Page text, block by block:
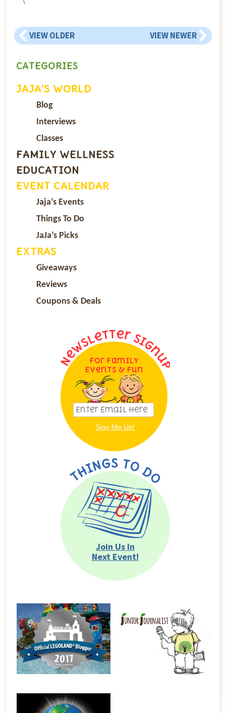
VIEW OLDER VIEW NEWER
CATEGORIES
JAJA’S WORLD
Blog
Interviews
Classes
FAMILY WELLNESS
EDUCATION
EVENT CALENDAR
Jaja’s Events
Things To Do
JaJa’s Picks
EXTRAS
Giveaways
Reviews
Coupons & Deals
For Family
Events & Fun
Join Us In
Next Event!